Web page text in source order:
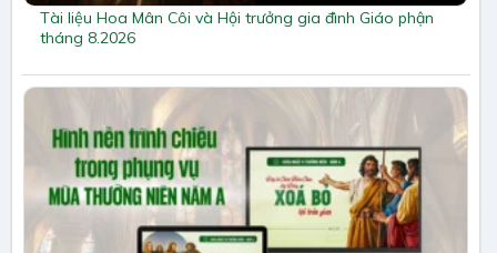
Tài liệu Hoa Mân Côi và Hội trưởng gia đình Giáo phận
tháng 8.2026